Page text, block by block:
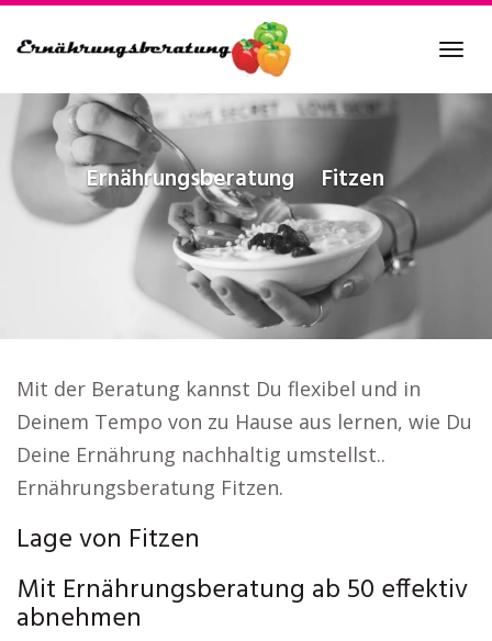
to
content
Ernährungsberatung Fitzen
Mit der Beratung kannst Du flexibel und in
Deinem Tempo von zu Hause aus lernen, wie Du
Deine Ernährung nachhaltig umstellst..
Ernährungsberatung Fitzen.
Lage von Fitzen
Mit Ernährungsberatung ab 50 effektiv
abnehmen